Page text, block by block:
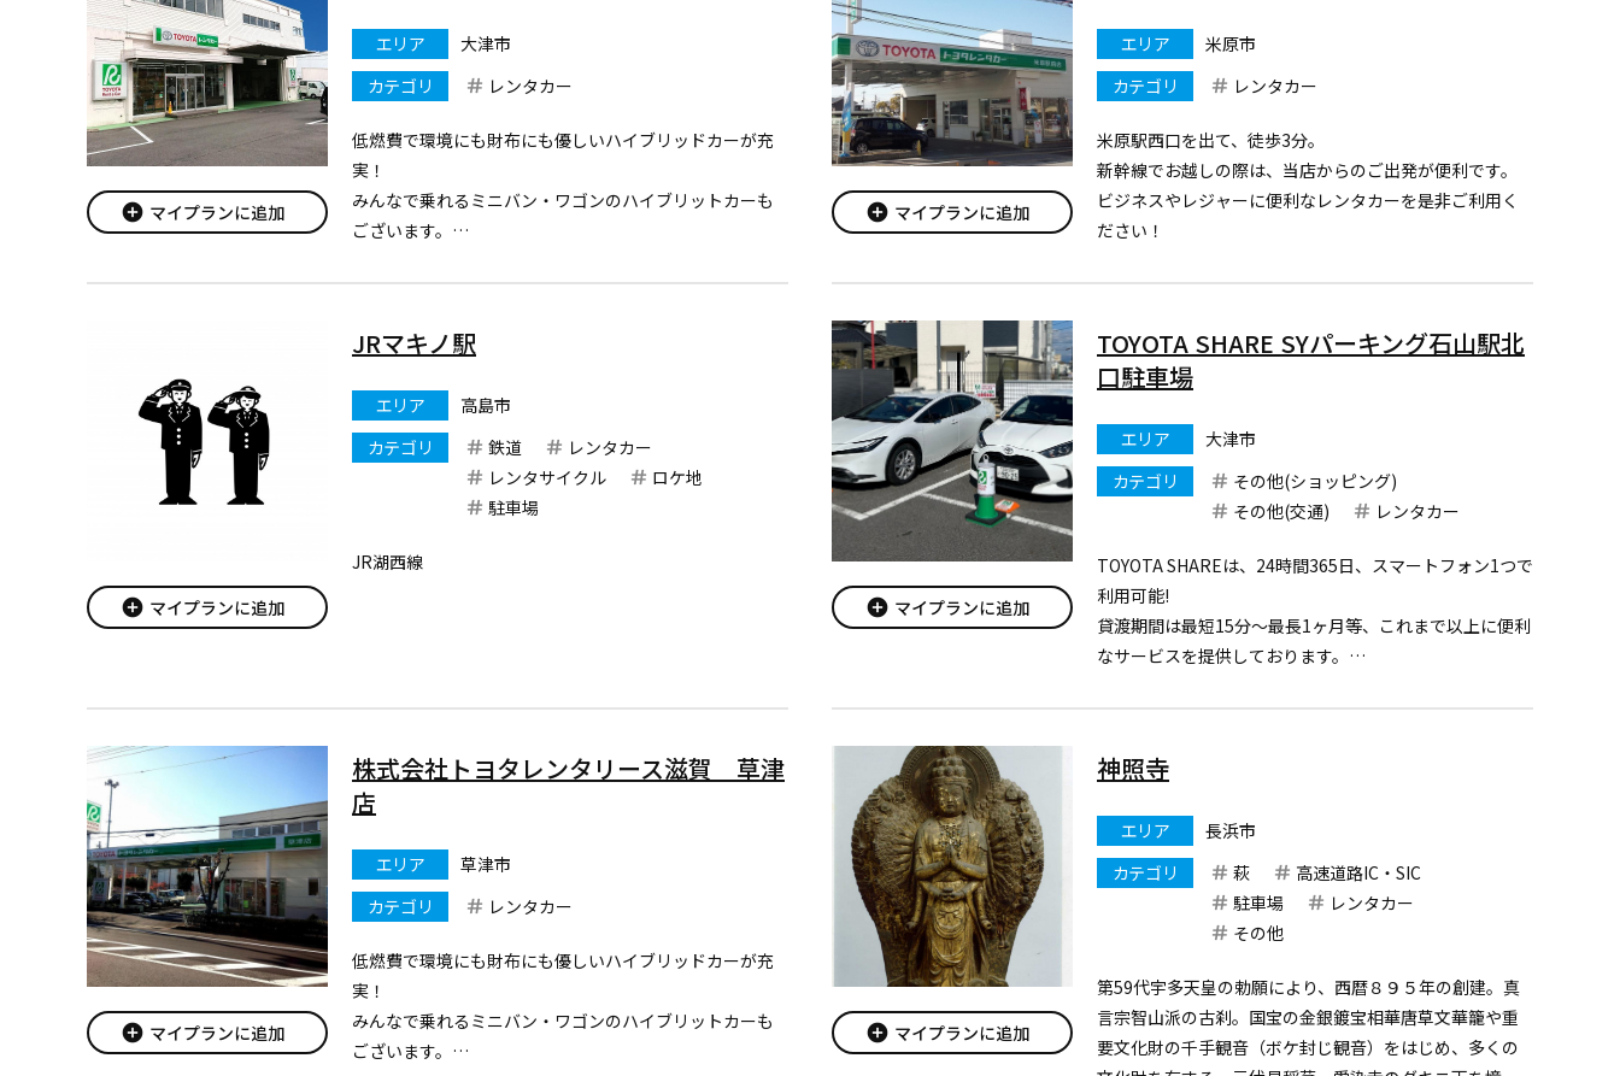
add_circle マイプランに追加
エリア
大津市
カテゴリ
レンタカー
低燃費で環境にも財布にも優しいハイブリッドカーが充
実！
みんなで乗れるミニバン・ワゴンのハイブリットカーも
ございます。
ィーセンスＣ
援、軽減）
乗用車系は全車ETC・カーナビが標準装備、お...
add_circle マイプランに追加
エリア
米原市
カテゴリ
レンタカー
米原駅西口を出て、徒歩3分。
新幹線でお越しの際は、当店からのご出発が便利です。
ビジネスやレジャーに便利なレンタカーを是非ご利用く
ださい！
実！
ございます。
ますます安全にご利用いただけますようトヨタセ...
add_circle マイプランに追加
JRマキノ駅
エリア
高島市
カテゴリ
鉄道
レンタカー
レンタサイクル
ロケ地
駐車場
JR湖西線
add_circle マイプランに追加
TOYOTA SHARE SYパーキング石山駅北
口駐車場
エリア
大津市
カテゴリ
その他(ショッピング)
その他(交通)
レンタカー
TOYOTA SHAREは、24時間365日、スマートフォン1つで
利用可能!
貸渡期間は最短15分～最長1ヶ月等、これまで以上に便利
なサービスを提供しております。
ただけます。
す。
add_circle マイプランに追加
株式会社トヨタレンタリース滋賀 草津
店
エリア
草津市
カテゴリ
レンタカー
低燃費で環境にも財布にも優しいハイブリッドカーが充
実！
みんなで乗れるミニバン・ワゴンのハイブリットカーも
ございます。
add_circle マイプランに追加
神照寺
エリア
長浜市
カテゴリ
萩
高速道路IC・SIC
駐車場
レンタカー
その他
第59代宇多天皇の勅願により、西暦８９５年の創建。真
言宗智山派の古刹。国宝の金銀鍍宝相華唐草文華籠や重
要文化財の千手観音（ボケ封じ観音）をはじめ、多くの